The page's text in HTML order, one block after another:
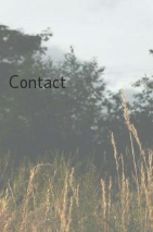
Contact